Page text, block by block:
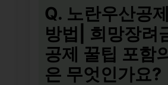
Q. 노란우산공
방법| 희망장려
공제 꿀팁 포함
은 무엇인가요?